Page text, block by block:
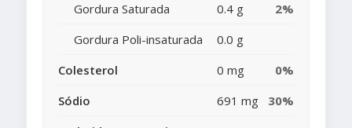
Gordura Saturada
0.4 g
2%
Gordura Poli-insaturada
0.0 g
Colesterol
0 mg
0%
Sódio
691 mg
30%